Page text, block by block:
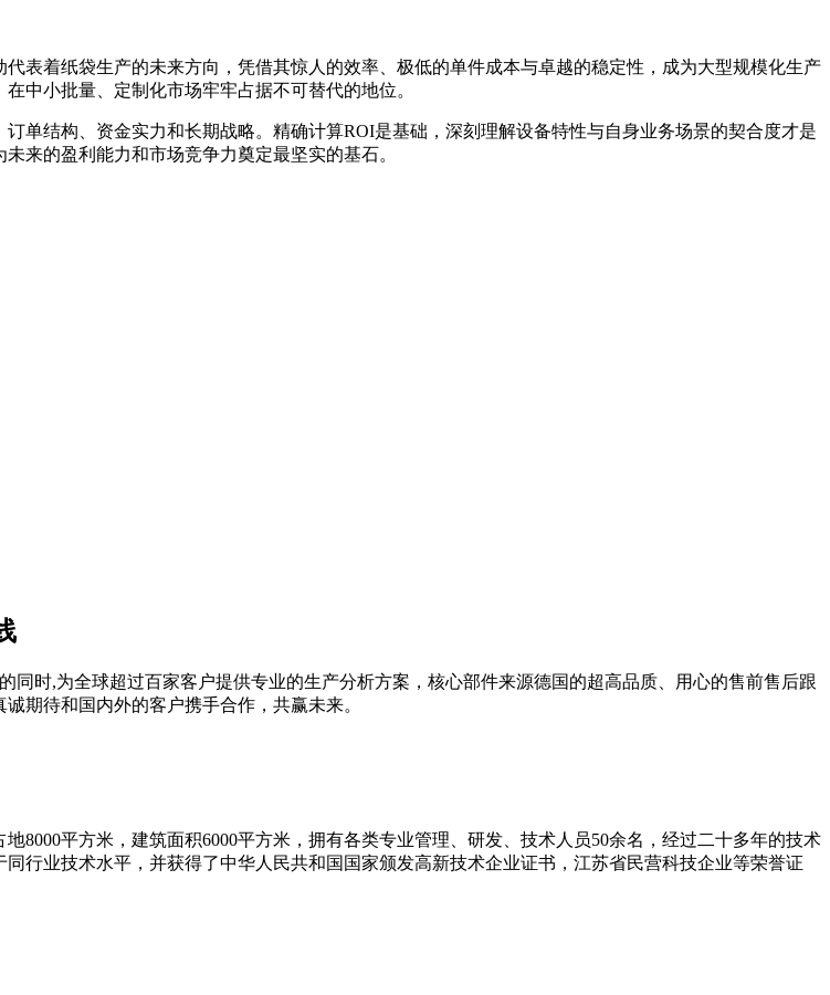
表着纸袋生产的未来方向，凭借其惊人的效率、极低的单件成本与卓越的稳定性，成为大型规模化生产
中小批量、定制化市场牢牢占据不可替代的地位。
单结构、资金实力和长期战略。精确计算ROI是基础，深刻理解设备特性与自身业务场景的契合度才是
来的盈利能力和市场竞争力奠定最坚实的基石。
时,为全球超过百家客户提供专业的生产分析方案，核心部件来源德国的超高品质、用心的售前售后跟
期待和国内外的客户携手合作，共赢未来。
8000平方米，建筑面积6000平方米，拥有各类专业管理、研发、技术人员50余名，经过二十多年的技术
行业技术水平，并获得了中华人民共和国国家颁发高新技术企业证书，江苏省民营科技企业等荣誉证